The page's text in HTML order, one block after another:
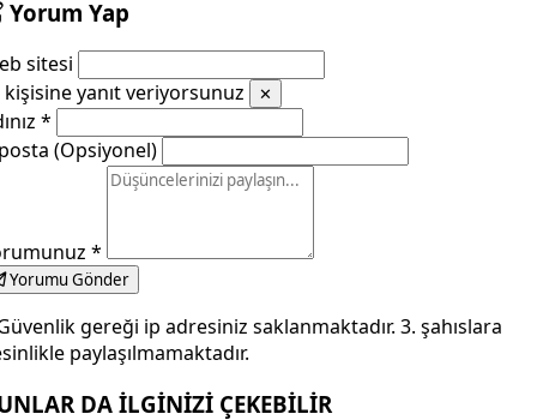
Yorum Yap
sitesi
kişisine yanıt veriyorsunuz
✕
*
(Opsiyonel)
*
Yorumu Gönder
gereği ip adresiniz saklanmaktadır. 3. şahıslara
paylaşılmamaktadır.
DA İLGİNİZİ ÇEKEBİLİR